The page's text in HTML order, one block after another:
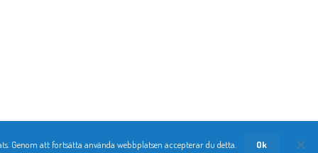
Genom att fortsätta använda webbplatsen accepterar du detta. Ok